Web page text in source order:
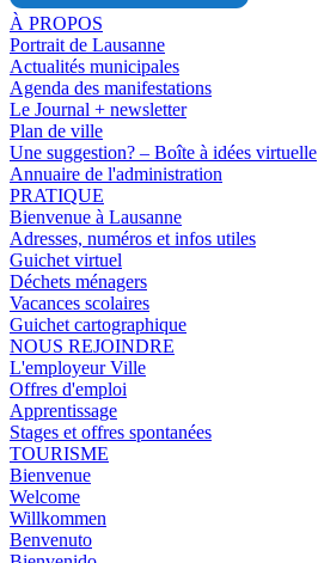
À PROPOS
Portrait de Lausanne
Actualités municipales
Agenda des manifestations
Le Journal + newsletter
Plan de ville
Une suggestion? – Boîte à idées virtuelle
Annuaire de l'administration
PRATIQUE
Bienvenue à Lausanne
Adresses, numéros et infos utiles
Guichet virtuel
Déchets ménagers
Vacances scolaires
Guichet cartographique
NOUS REJOINDRE
L'employeur Ville
Offres d'emploi
Apprentissage
Stages et offres spontanées
TOURISME
Bienvenue
Welcome
Willkommen
Benvenuto